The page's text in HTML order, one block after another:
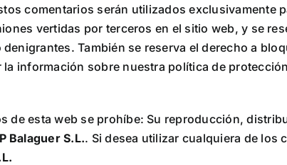
comentarios serán utilizados exclusivamente
vertidas por terceros en el sitio web, y se
También se reserva el derecho a
la información sobre nuestra política de
de esta web se prohíbe: Su reproducción,
Balaguer S.L.. Si desea utilizar cualquiera de